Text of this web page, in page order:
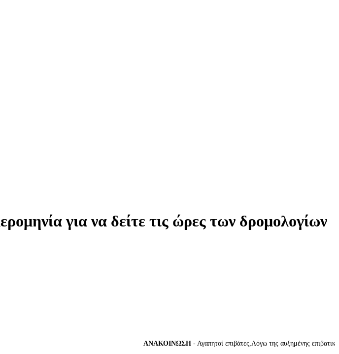
για να δείτε τις ώρες των δρομολογίων
ΑΝΑΚΟΙΝΩΣΗ- Αγαπητοί επιβάτες,Λόγω της αυξημένης επιβατικής